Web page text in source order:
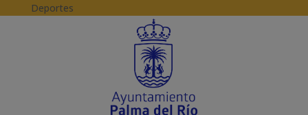
Skip to content
Deportes